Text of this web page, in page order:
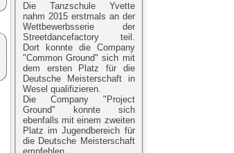
Die Tanzschule Yvette
nahm 2015 erstmals an der
Wettbewerbsserie der
Streetdancefactory teil.
Dort konnte die Company
"Common Ground" sich mit
dem ersten Platz für die
Deutsche Meisterschaft in
Wesel qualifizieren.
Die Company "Project
Ground" konnte sich
ebenfalls mit einem zweiten
Platz im Jugendbereich für
die Deutsche Meisterschaft